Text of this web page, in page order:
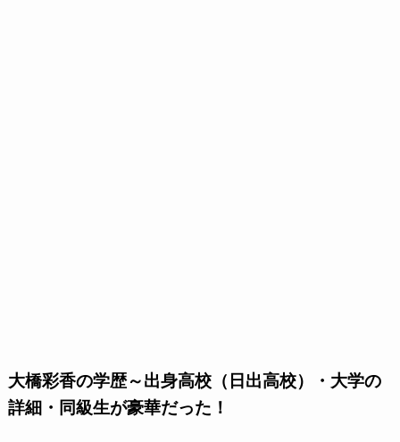
大橋彩香の学歴～出身高校（日出高校）・大学の
詳細・同級生が豪華だった！